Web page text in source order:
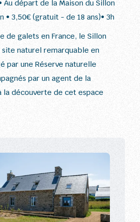
Au départ de la Maison du Sillon
• 3,50€ (gratuit - de 18 ans)• 3h
de galets en France, le Sillon
naturel remarquable en
par une Réserve naturelle
par un agent de la
la découverte de cet espace